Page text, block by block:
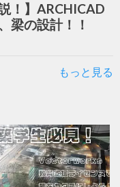
！】ARCHICAD
梁の設計！！
もっと見る